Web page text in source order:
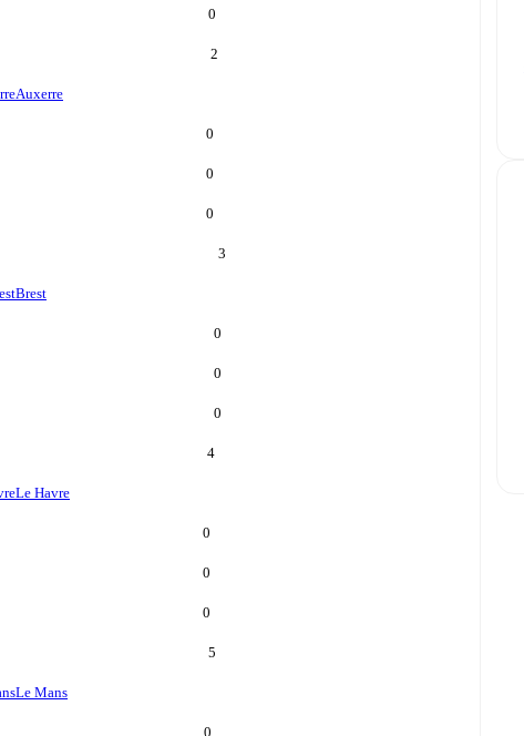
0
2
Auxerre
0
0
0
3
Brest
0
0
0
4
Le Havre
0
0
0
5
Le Mans
0